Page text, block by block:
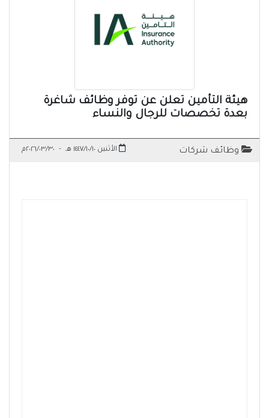
هيئة التأمين تعلن عن توفر وظائف شاغرة
بعدة تخصصات للرجال والنساء
وظائف شركات الأثنين ١٤٤٧/١٠/١٠ هـ - ٢٠٢٦/٠٣/٣٠م